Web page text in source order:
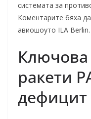
системата за
Коментарите бяха
авиошоуто ILA Berlin.
Ключова
ракети
дефицит